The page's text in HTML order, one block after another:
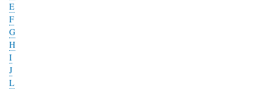
E
F
G
H
I
J
L